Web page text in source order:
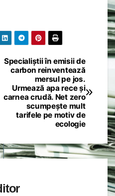
Specialiștii în emisii de
carbon reinventează
mersul pe jos.
Urmează apa rece și
carnea crudă. Net zero
scumpește mult
tarifele pe motiv de
ecologie